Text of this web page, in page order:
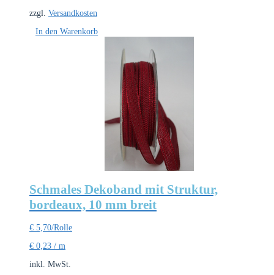
zzgl. Versandkosten
In den Warenkorb
Schmales Dekoband mit Struktur,
bordeaux, 10 mm breit
€ 5,70/Rolle
€ 0,23 / m
inkl. MwSt.